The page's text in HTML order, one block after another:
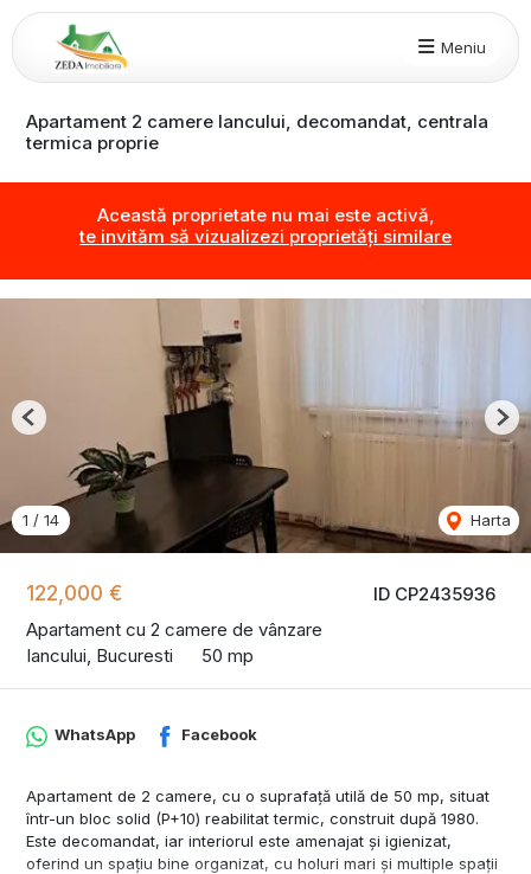
Meniu
Apartament 2 camere Iancului, decomandat, centrala
termica proprie
Această proprietate nu mai este activă,
te invităm să vizualizezi proprietăți similare
ID CP2435936
122,000 €
Apartament cu 2 camere de vânzare
Iancului, Bucuresti
50 mp
1 / 14 Harta
Previous
WhatsApp Facebook
Apartament de 2 camere, cu o suprafață utilă de 50 mp, situat
într-un bloc solid (P+10) reabilitat termic, construit după 1980.
Este decomandat, iar interiorul este amenajat și igienizat,
oferind un spațiu bine organizat, cu holuri mari și multiple spații